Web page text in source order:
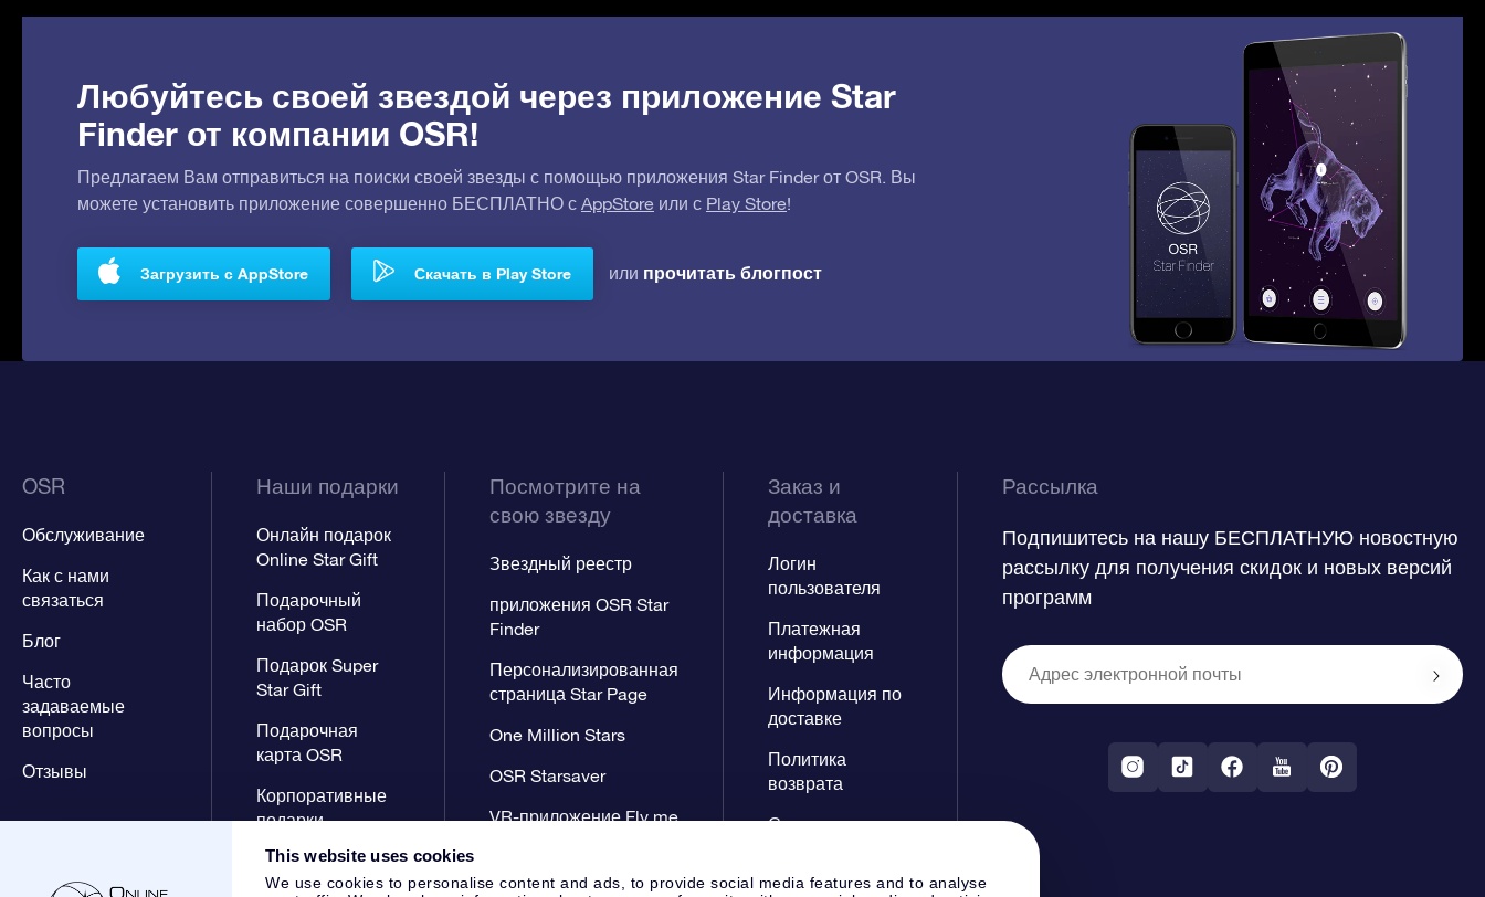
This website uses cookies
We use cookies to personalise content and ads, to provide social media features and to analyse
Любуйтесь своей звездой через приложение Star
Finder от компании OSR!
Предлагаем Вам отправиться на поиски своей звезды с помощью приложения Star Finder от OSR. Вы
можете установить приложение совершенно БЕСПЛАТНО с AppStore или с Play Store!
Загрузить с AppStore Скачать в Play Store или прочитать блогпост
OSR
Обслуживание
Как с нами
связаться
Блог
Часто
задаваемые
вопросы
Отзывы
Наши подарки
Онлайн подарок
Online Star Gift
Подарочный
набор OSR
Подарок Super
Star Gift
Подарочная
карта OSR
Корпоративные
подарки
Посмотрите на
свою звезду
Звездный реестр
приложения OSR Star
Finder
Персонализированная
страница Star Page
One Million Stars
OSR Starsaver
VR-приложение Fly me
Заказ и
доставка
Логин
пользователя
Платежная
информация
Информация по
доставке
Политика
возврата
Созвездиях
Рассылка
Подпишитесь на нашу БЕСПЛАТНУЮ новостную
рассылку для получения скидок и новых версий
программ